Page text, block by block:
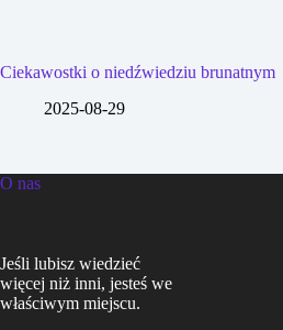
Ciekawostki o niedźwiedziu brunatnym
2025-08-29
O nas
Jeśli lubisz wiedzieć
więcej niż inni, jesteś we
właściwym miejscu.